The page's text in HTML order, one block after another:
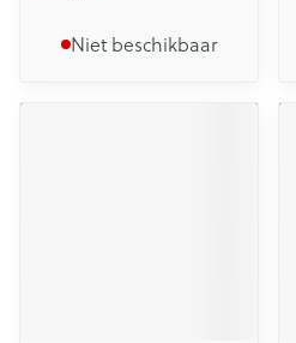
Niet beschikbaar